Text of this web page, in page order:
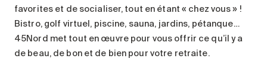
favorites et de socialiser, tout en étant « chez vous » !
Bistro, golf virtuel, piscine, sauna, jardins, pétanque…
45Nord met tout en œuvre pour vous offrir ce qu’il y a
de beau, de bon et de bien pour votre retraite.